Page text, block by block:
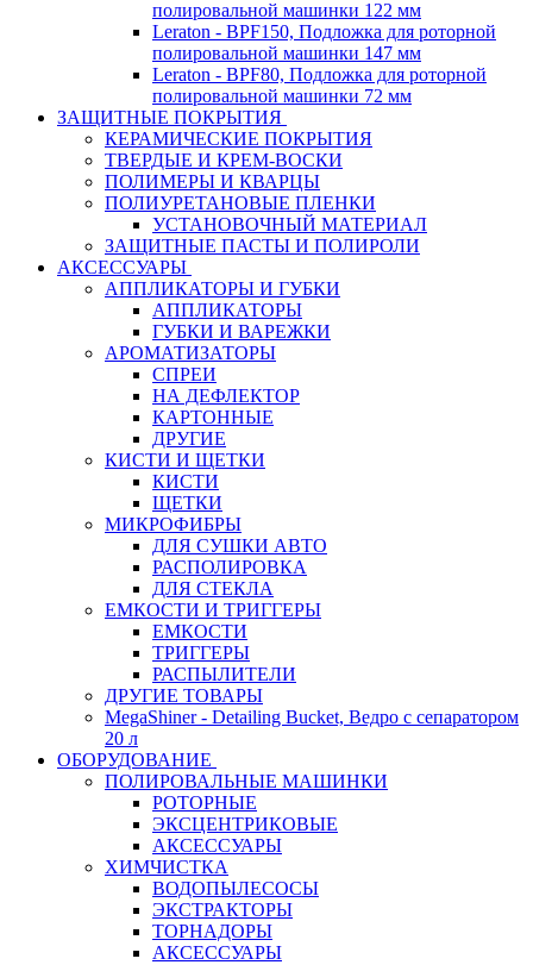
полировальной машинки 122 мм
Leraton - BPF150, Подложка для роторной
полировальной машинки 147 мм
Leraton - BPF80, Подложка для роторной
полировальной машинки 72 мм
ЗАЩИТНЫЕ ПОКРЫТИЯ
КЕРАМИЧЕСКИЕ ПОКРЫТИЯ
ТВЕРДЫЕ И КРЕМ-ВОСКИ
ПОЛИМЕРЫ И КВАРЦЫ
ПОЛИУРЕТАНОВЫЕ ПЛЕНКИ
УСТАНОВОЧНЫЙ МАТЕРИАЛ
ЗАЩИТНЫЕ ПАСТЫ И ПОЛИРОЛИ
АКСЕССУАРЫ
АППЛИКАТОРЫ И ГУБКИ
АППЛИКАТОРЫ
ГУБКИ И ВАРЕЖКИ
АРОМАТИЗАТОРЫ
СПРЕИ
НА ДЕФЛЕКТОР
КАРТОННЫЕ
ДРУГИЕ
КИСТИ И ЩЕТКИ
КИСТИ
ЩЕТКИ
МИКРОФИБРЫ
ДЛЯ СУШКИ АВТО
РАСПОЛИРОВКА
ДЛЯ СТЕКЛА
ЕМКОСТИ И ТРИГГЕРЫ
ЕМКОСТИ
ТРИГГЕРЫ
РАСПЫЛИТЕЛИ
ДРУГИЕ ТОВАРЫ
MegaShiner - Detailing Bucket, Ведро с сепаратором
20 л
ОБОРУДОВАНИЕ
ПОЛИРОВАЛЬНЫЕ МАШИНКИ
РОТОРНЫЕ
ЭКСЦЕНТРИКОВЫЕ
АКСЕССУАРЫ
ХИМЧИСТКА
ВОДОПЫЛЕСОСЫ
ЭКСТРАКТОРЫ
ТОРНАДОРЫ
АКСЕССУАРЫ